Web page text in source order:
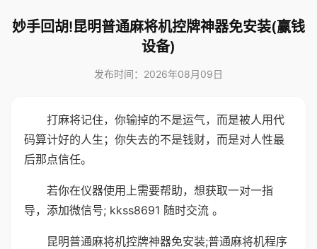
妙手回胡!昆明普通麻将机控牌神器免安装(赢钱
设备)
发布时间：2026年08月09日
打麻将记住，你输掉的不是运气，而是被人用代
码算计好的人生；你失去的不是钱财，而是对人性最
后那点信任。
若你在仪器使用上需要帮助，想获取一对一指
导，添加微信号; kkss8691 随时交流 。
昆明普通麻将机控牌神器免安装;普通麻将机程序